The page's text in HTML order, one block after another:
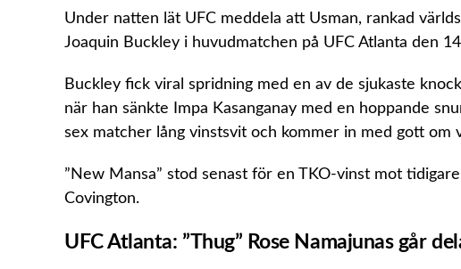
Under natten lät UFC meddela att Usman, rankad
Joaquin Buckley i huvudmatchen på UFC Atlanta den
Buckley fick viral spridning med en av de sjukaste
när han sänkte Impa Kasanganay med en hoppande
sex matcher lång vinstsvit och kommer in med gott om
”New Mansa” stod senast för en TKO-vinst mot
Covington.
UFC Atlanta: ”Thug” Rose Namajunas går